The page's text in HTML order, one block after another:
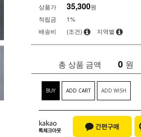
상품가
35,300원
적립금
1%
배송비
(조건) 지역별
총 상품 금액 0 원
BUY ADD CART ADD WISH